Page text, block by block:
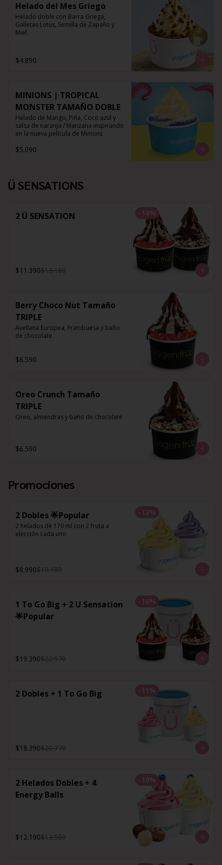
Helado del Mes Griego
Helado doble con Barra Griega,
Galletas Lotus, Semilla de Zapallo y
Miel.
$4.890
MINIONS | TROPICAL
MONSTER TAMAÑO DOBLE
Helado de Mango, Piña, Coco azúl y
salsa de naranja / Manzana inspirando
en la nueva película de Minions
$5.090
Ü SENSATIONS
-14%
2 Ü SENSATION
$11.390$13.180
Berry Choco Nut Tamaño
TRIPLE
Avellana Europea, Frambuesa y baño
de chocolate.
$6.590
Oreo Crunch Tamaño
TRIPLE
Oreo, almendras y baño de chocolate
$6.590
Promociones
-12%
2 Dobles 🌟Popular
2 helados de 170 ml con 2 fruta a
elección cada uno
$8.990$10.180
-16%
1 To Go Big + 2 U Sensation
🌟Popular
$19.390$22.970
-11 %
2 Dobles + 1 To Go Big
$18.390$20.770
-10%
2 Helados Dobles + 4
Energy Balls
$12.190$13.580